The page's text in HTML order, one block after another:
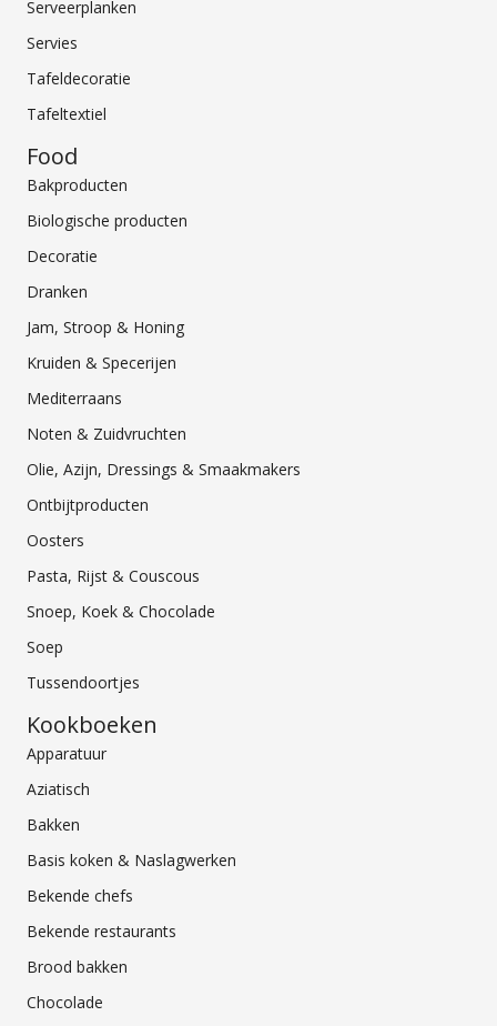
Serveerplanken
Servies
Tafeldecoratie
Tafeltextiel
Food
Bakproducten
Biologische producten
Decoratie
Dranken
Jam, Stroop & Honing
Kruiden & Specerijen
Mediterraans
Noten & Zuidvruchten
Olie, Azijn, Dressings & Smaakmakers
Ontbijtproducten
Oosters
Pasta, Rijst & Couscous
Snoep, Koek & Chocolade
Soep
Tussendoortjes
Kookboeken
Apparatuur
Aziatisch
Bakken
Basis koken & Naslagwerken
Bekende chefs
Bekende restaurants
Brood bakken
Chocolade